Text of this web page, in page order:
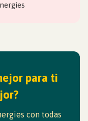
para ti
con todas